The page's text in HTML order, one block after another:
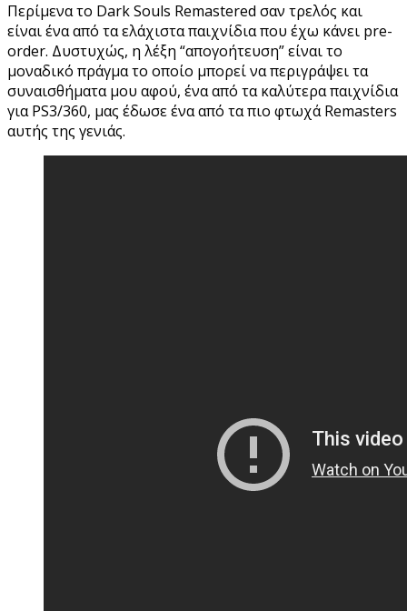
Περίμενα το Dark Souls Remastered σαν τρελός και
είναι ένα από τα ελάχιστα παιχνίδια που έχω κάνει pre-
order. Δυστυχώς, η λέξη “απογοήτευση” είναι το
μοναδικό πράγμα το οποίο μπορεί να περιγράψει τα
συναισθήματα μου αφού, ένα από τα καλύτερα παιχνίδια
για PS3/360, μας έδωσε ένα από τα πιο φτωχά Remasters
αυτής της γενιάς.